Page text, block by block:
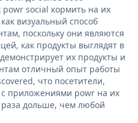
social кормить на их
визуальный способ
поскольку они являются
как продукты выглядят в
их продукты и
отличный опыт работы
что посетители,
с приложениями powr на их
дольше, чем любой